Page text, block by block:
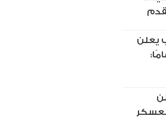
يعلن
الزمالك بعد 14 عامًا: